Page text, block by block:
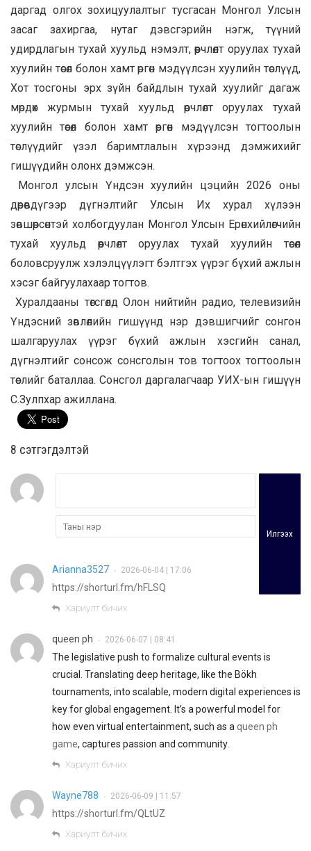
даргад олгох зохицуулалтыг тусгасан Монгол Улсын
засаг захиргаа, нутаг дэвсгэрийн нэгж, түүний
удирдлагын тухай хуульд нэмэлт, өөрчлөлт оруулах тухай
хуулийн төсөл болон хамт өргөн мэдүүлсэн хуулийн төслүүд,
Хот тосгоны эрх зүйн байдлын тухай хуулийг дагаж
мөрдөх журмын тухай хуульд өөрчлөлт оруулах тухай
хуулийн төсөл болон хамт өргөн мэдүүлсэн тогтоолын
төслүүдийг үзэл баримтлалын хүрээнд дэмжихийг
гишүүдийн олонх дэмжсэн.
Монгол улсын Үндсэн хуулийн цэцийн 2026 оны
дөрөвдүгээр дүгнэлтийг Улсын Их хурал хүлээн
зөвшөөрсөнтэй холбогдуулан Монгол Улсын Ерөнхийлөгчийн
тухай хуульд өөрчлөлт оруулах тухай хуулийн төсөл
боловсруулж хэлэлцүүлэгт бэлтгэх үүрэг бүхий ажлын
хэсэг байгуулахаар тогтов.
Хуралдааны төгсгөлд Олон нийтийн радио, телевизийн
Үндэсний зөвлөлийн гишүүнд нэр дэвшигчийг сонгон
шалгаруулах үүрэг бүхий ажлын хэсгийн санал,
дүгнэлтийг сонсож сонсголын тов тогтоох тогтоолын
төслийг баталлаа. Сонсгол даргалагчаар УИХ-ын гишүүн
С.Зулпхар ажиллана.
8 cэтгэгдэлтэй
Илгээх
Arianna3527 • 2026-06-04 | 17:06
https://shorturl.fm/hFLSQ
Хариулт бичих
queen ph • 2026-06-07 | 08:41
The legislative push to formalize cultural events is
crucial. Translating deep heritage, like the Bökh
tournaments, into scalable, modern digital experiences is
key for global engagement. It’s a powerful model for
how even virtual entertainment, such as a queen ph
game, captures passion and community.
Хариулт бичих
Wayne788 • 2026-06-09 | 11:57
https://shorturl.fm/QLtUZ
Хариулт бичих